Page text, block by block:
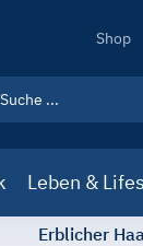
Shop
Leben &
Erblicher